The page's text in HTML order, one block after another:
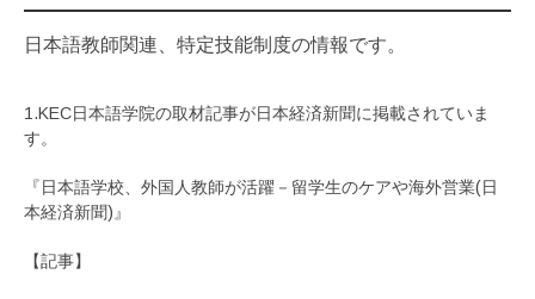
日本語教師関連、特定技能制度の情報です。
1.KEC日本語学院の取材記事が日本経済新聞に掲載されていま
す。
『日本語学校、外国人教師が活躍－留学生のケアや海外営業(日
本経済新聞)』
【記事】